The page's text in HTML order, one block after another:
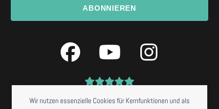
Wir nutzen essenzielle Cookies für Kernfunktionen und als
ABONNIEREN
Facebook
YouTube